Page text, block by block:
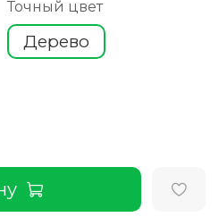
Точный цвет
Дерево